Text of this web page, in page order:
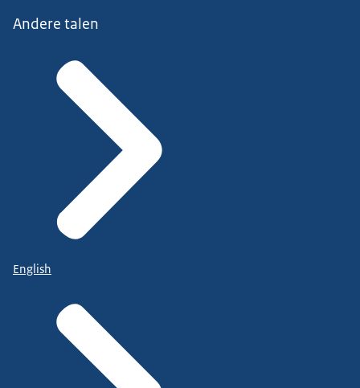
Andere talen
English